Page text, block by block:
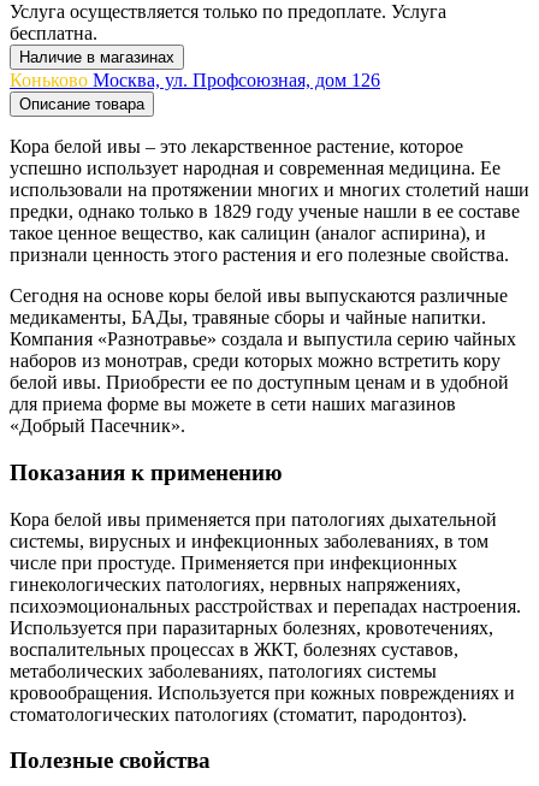
Услуга осуществляется только по предоплате. Услуга
бесплатна.
Наличие в магазинах
Коньково Москва, ул. Профсоюзная, дом 126
Описание товара
Кора белой ивы – это лекарственное растение, которое
успешно использует народная и современная медицина. Ее
использовали на протяжении многих и многих столетий наши
предки, однако только в 1829 году ученые нашли в ее составе
такое ценное вещество, как салицин (аналог аспирина), и
признали ценность этого растения и его полезные свойства.
Сегодня на основе коры белой ивы выпускаются различные
медикаменты, БАДы, травяные сборы и чайные напитки.
Компания «Разнотравье» создала и выпустила серию чайных
наборов из монотрав, среди которых можно встретить кору
белой ивы. Приобрести ее по доступным ценам и в удобной
для приема форме вы можете в сети наших магазинов
«Добрый Пасечник».
Показания к применению
Кора белой ивы применяется при патологиях дыхательной
системы, вирусных и инфекционных заболеваниях, в том
числе при простуде. Применяется при инфекционных
гинекологических патологиях, нервных напряжениях,
психоэмоциональных расстройствах и перепадах настроения.
Используется при паразитарных болезнях, кровотечениях,
воспалительных процессах в ЖКТ, болезнях суставов,
метаболических заболеваниях, патологиях системы
кровообращения. Используется при кожных повреждениях и
стоматологических патологиях (стоматит, пародонтоз).
Полезные свойства